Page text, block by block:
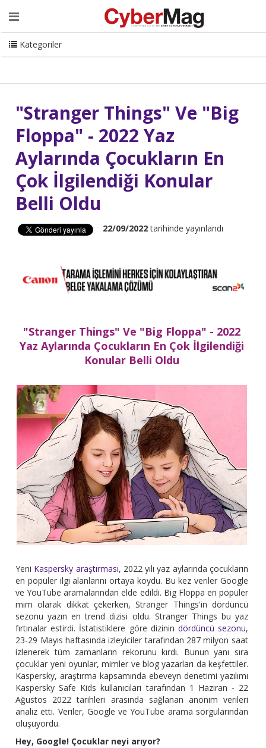
Ana Sayfa Hakkımızda Dergi Editörden
Danışmanlık
ISC Turkey Sizden Gelenler
İletişim
CyberMag Logo
Kategoriler
"Stranger Things" Ve "Big
Floppa" - 2022 Yaz
Aylarında Çocukların En
Çok İlgilendiği Konular
Belli Oldu
22/09/2022tarihinde yayınlandı
"Stranger Things" Ve "Big Floppa" - 2022
Yaz Aylarında Çocukların En Çok İlgilendiği
Konular Belli Oldu
Yeni Kaspersky araştırması, 2022 yılı yaz aylarında çocukların
en popüler ilgi alanlarını ortaya koydu. Bu kez veriler Google
ve YouTube aramalarından elde edildi. Big Floppa en popüler
mim olarak dikkat çekerken, Stranger Things'in dördüncü
sezonu yazın en trend dizisi oldu. Stranger Things bu yaz
fırtınalar estirdi. İstatistiklere göre dizinin dördüncü sezonu,
23-29 Mayıs haftasında izleyiciler tarafından 287 milyon saat
izlenerek tüm zamanların rekorunu kırdı. Bunun yanı sıra
çocuklar yeni oyunlar, mimler ve blog yazarları da keşfettiler.
Kaspersky, araştırma kapsamında ebeveyn denetimi yazılımı
Kaspersky Safe Kids kullanıcıları tarafından 1 Haziran - 22
Ağustos 2022 tarihleri arasında sağlanan anonim verileri
analiz etti. Veriler, Google ve YouTube arama sorgularından
oluşuyordu.
Hey, Google! Çocuklar neyi arıyor?